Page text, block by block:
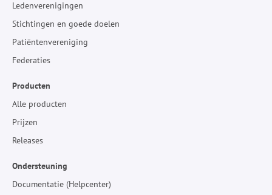
Ledenverenigingen
Stichtingen en goede doelen
Patiëntenvereniging
Federaties
Producten
Alle producten
Prijzen
Releases
Ondersteuning
Documentatie (Helpcenter)